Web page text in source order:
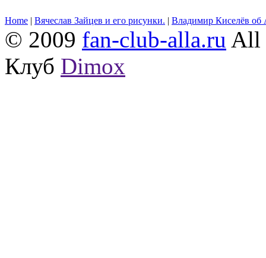
Home | Вячеслав Зайцев и его рисунки. | Владимир Киселёв об
© 2009 fan-club-alla.ru All
Клуб Dimox